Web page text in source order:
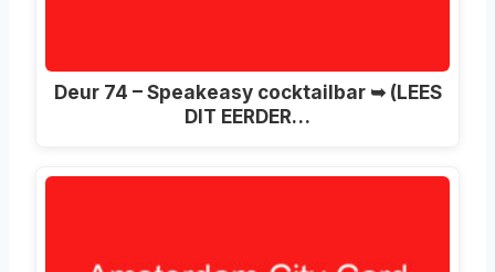
Deur 74 – Speakeasy cocktailbar ➥ (LEES
DIT EERDER…